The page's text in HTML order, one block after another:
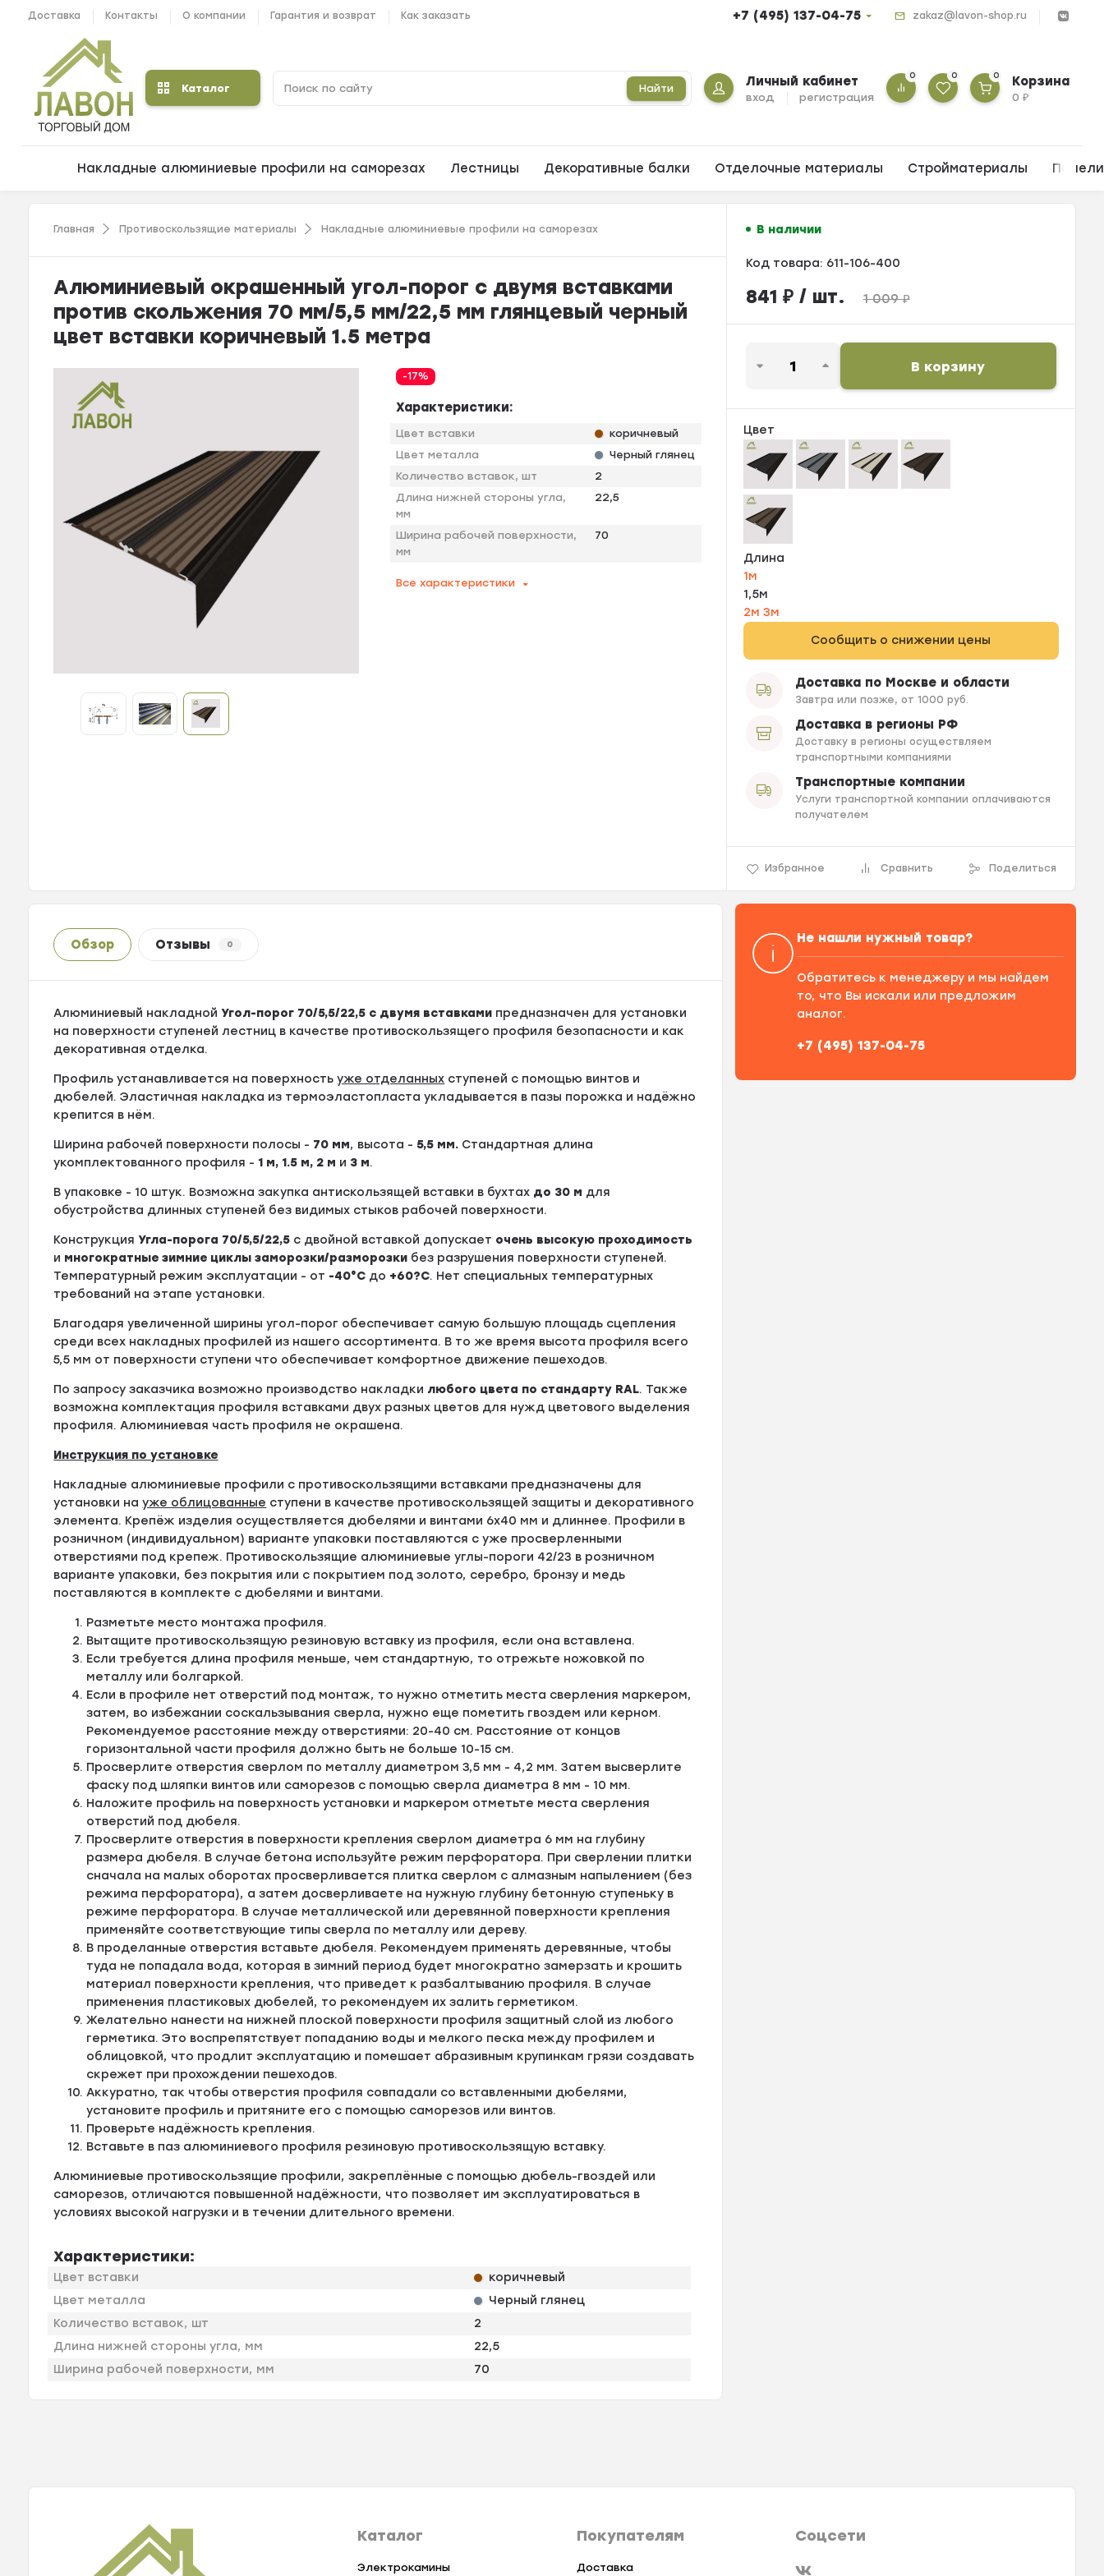
Доставка Контакты О компании Гарантия и возврат Как заказать +7 (495) 137-04-75 zakaz@lavon-shop.ru
Каталог Найти Личный кабинет
вход регистрация
0 0 0 Корзина
0₽
Накладные алюминиевые профили на саморезах Лестницы Декоративные балки Отделочные материалы Стройматериалы
Главная Противоскользящие материалы Накладные алюминиевые профили на саморезах
Алюминиевый окрашенный угол-порог с двумя вставками
против скольжения 70 мм/5,5 мм/22,5 мм глянцевый черный
цвет вставки коричневый 1.5 метра
-17%
Характеристики:
Цвет вставки
коричневый
Цвет металла
Черный глянец
Количество вставок, шт
2
Длина нижней стороны угла,
мм
22,5
Ширина рабочей поверхности,
мм
70
Все характеристики
В наличии
Код товара: 611-106-400
841 ₽/ шт. 1 009₽
В корзину
Цвет
Длина
1м
1,5м
2м3м
Сообщить о снижении цены
Доставка по Москве и области
Завтра или позже, от 1000 руб.
Доставка в регионы РФ
Доставку в регионы осуществляем
транспортными компаниями
Транспортные компании
Услуги транспортной компании оплачиваются
получателем
Избранное Сравнить Поделиться
Обзор Отзывы 0
Алюминиевый накладной Угол-порог 70/5,5/22,5 с двумя вставками предназначен для установки
на поверхности ступеней лестниц в качестве противоскользящего профиля безопасности и как
декоративная отделка.
Профиль устанавливается на поверхностьуже отделанных ступеней с помощью винтов и
дюбелей. Эластичная накладка из термоэластопласта укладывается в пазы порожка и надёжно
крепится в нём.
Ширина рабочей поверхности полосы - 70 мм, высота - 5,5 мм. Стандартная длина
укомплектованного профиля - 1 м, 1.5 м, 2 м и 3 м.
В упаковке - 10 штук. Возможна закупка антискользящей вставки в бухтах до 30 м для
обустройства длинных ступеней без видимых стыков рабочей поверхности.
Конструкция Угла-порога 70/5,5/22,5 c двойной вставкой допускает очень высокую проходимость
и многократные зимние циклы заморозки/разморозки без разрушения поверхности ступеней.
Температурный режим эксплуатации - от -40°С до +60?С. Нет специальных температурных
требований на этапе установки.
Благодаря увеличенной ширины угол-порог обеспечивает самую большую площадь сцепления
среди всех накладных профилей из нашего ассортимента. В то же время высота профиля всего
5,5 мм от поверхности ступени что обеспечивает комфортное движение пешеходов.
По запросу заказчика возможно производство накладки любого цвета по стандарту RAL. Также
возможна комплектация профиля вставками двух разных цветов для нужд цветового выделения
профиля. Алюминиевая часть профиля не окрашена.
Инструкция по установке
Накладные алюминиевые профили с противоскользящими вставками предназначены для
установки науже облицованные ступени в качестве противоскользящей защиты и декоративного
элемента. Крепёж изделия осуществляется дюбелями и винтами 6х40 мм и длиннее. Профили в
розничном (индивидуальном) варианте упаковки поставляются с уже просверленными
отверстиями под крепеж. Противоскользящие алюминиевые углы-пороги 42/23 в розничном
варианте упаковки, без покрытия или с покрытием под золото, серебро, бронзу и медь
поставляются в комплекте с дюбелями и винтами.
Разметьте место монтажа профиля.
Вытащите противоскользящую резиновую вставку из профиля, если она вставлена.
Если требуется длина профиля меньше, чем стандартную, то отрежьте ножовкой по
металлу или болгаркой.
Если в профиле нет отверстий под монтаж, то нужно отметить места сверления маркером,
затем, во избежании соскальзывания сверла, нужно еще пометить гвоздем или керном.
Рекомендуемое расстояние между отверстиями: 20-40 см. Расстояние от концов
горизонтальной части профиля должно быть не больше 10-15 см.
Просверлите отверстия сверлом по металлу диаметром 3,5 мм - 4,2 мм. Затем высверлите
фаску под шляпки винтов или саморезов с помощью сверла диаметра 8 мм - 10 мм.
Наложите профиль на поверхность установки и маркером отметьте места сверления
отверстий под дюбеля.
Просверлите отверстия в поверхности крепления сверлом диаметра 6 мм на глубину
размера дюбеля. В случае бетона используйте режим перфоратора. При сверлении плитки
сначала на малых оборотах просверливается плитка сверлом с алмазным напылением (без
режима перфоратора), а затем досверливаете на нужную глубину бетонную ступеньку в
режиме перфоратора. В случае металлической или деревянной поверхности крепления
применяйте соответствующие типы сверла по металлу или дереву.
В проделанные отверстия вставьте дюбеля. Рекомендуем применять деревянные, чтобы
туда не попадала вода, которая в зимний период будет многократно замерзать и крошить
материал поверхности крепления, что приведет к разбалтыванию профиля. В случае
применения пластиковых дюбелей, то рекомендуем их залить герметиком.
Желательно нанести на нижней плоской поверхности профиля защитный слой из любого
герметика. Это воспрепятствует попаданию воды и мелкого песка между профилем и
облицовкой, что продлит эксплуатацию и помешает абразивным крупинкам грязи создавать
скрежет при прохождении пешеходов.
Аккуратно, так чтобы отверстия профиля совпадали со вставленными дюбелями,
установите профиль и притяните его с помощью саморезов или винтов.
Проверьте надёжность крепления.
Вставьте в паз алюминиевого профиля резиновую противоскользящую вставку.
Алюминиевые противоскользящие профили, закреплённые с помощью дюбель-гвоздей или
саморезов, отличаются повышенной надёжности, что позволяет им эксплуатироваться в
условиях высокой нагрузки и в течении длительного времени.
Характеристики:
Цвет вставки
коричневый
Цвет металла
Черный глянец
Количество вставок, шт
2
Длина нижней стороны угла, мм
22,5
Ширина рабочей поверхности, мм
70
Не нашли нужный товар?
Обратитесь к менеджеру и мы найдем
то, что Вы искали или предложим
аналог.
+7 (495) 137-04-75
Каталог
Электрокамины
Покупателям
Доставка
Соцсети